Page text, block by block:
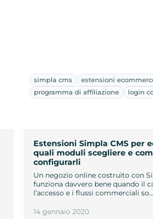
simpla cms
estensioni
programma di affiliazione
login
Estensioni Simpla CMS per
quali moduli scegliere e
configurarli
Un negozio online costruito con
funziona davvero bene quando il
l’accesso e i flussi commerciali so…
14 gennaio 2020